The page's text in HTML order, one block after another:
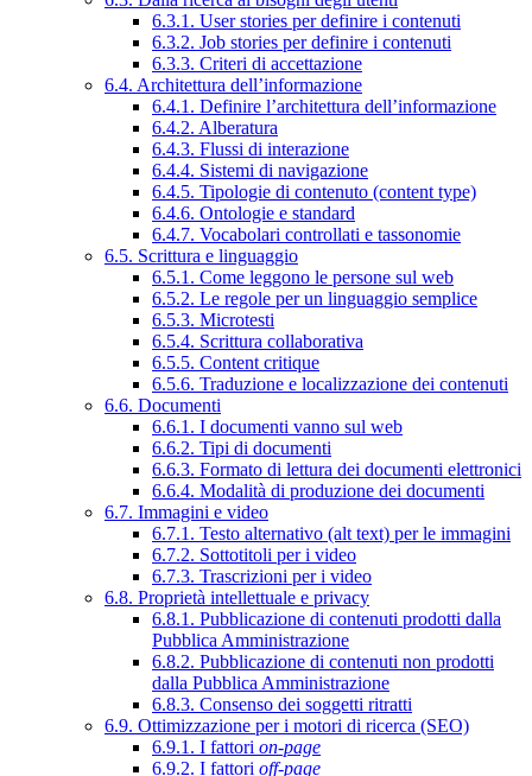
6.3.1. User stories per definire i contenuti
6.3.2. Job stories per definire i contenuti
6.3.3. Criteri di accettazione
6.4. Architettura dell’informazione
6.4.1. Definire l’architettura dell’informazione
6.4.2. Alberatura
6.4.3. Flussi di interazione
6.4.4. Sistemi di navigazione
6.4.5. Tipologie di contenuto (content type)
6.4.6. Ontologie e standard
6.4.7. Vocabolari controllati e tassonomie
6.5. Scrittura e linguaggio
6.5.1. Come leggono le persone sul web
6.5.2. Le regole per un linguaggio semplice
6.5.3. Microtesti
6.5.4. Scrittura collaborativa
6.5.5. Content critique
6.5.6. Traduzione e localizzazione dei contenuti
6.6. Documenti
6.6.1. I documenti vanno sul web
6.6.2. Tipi di documenti
6.6.3. Formato di lettura dei documenti elettronici
6.6.4. Modalità di produzione dei documenti
6.7. Immagini e video
6.7.1. Testo alternativo (alt text) per le immagini
6.7.2. Sottotitoli per i video
6.7.3. Trascrizioni per i video
6.8. Proprietà intellettuale e privacy
6.8.1. Pubblicazione di contenuti prodotti dalla
Pubblica Amministrazione
6.8.2. Pubblicazione di contenuti non prodotti
dalla Pubblica Amministrazione
6.8.3. Consenso dei soggetti ritratti
6.9. Ottimizzazione per i motori di ricerca (SEO)
6.9.1. I fattori on-page
6.9.2. I fattori off-page